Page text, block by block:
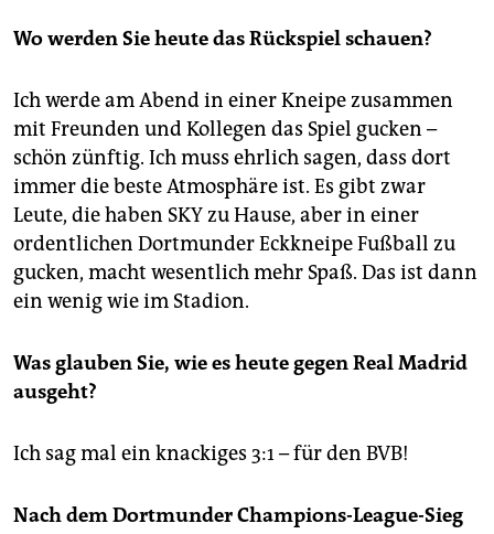
Wo werden Sie heute das Rückspiel schauen?
Ich werde am Abend in einer Kneipe zusammen
mit Freunden und Kollegen das Spiel gucken –
schön zünftig. Ich muss ehrlich sagen, dass dort
immer die beste Atmosphäre ist. Es gibt zwar
Leute, die haben SKY zu Hause, aber in einer
ordentlichen Dortmunder Eckkneipe Fußball zu
gucken, macht wesentlich mehr Spaß. Das ist dann
ein wenig wie im Stadion.
Was glauben Sie, wie es heute gegen Real Madrid
ausgeht?
Ich sag mal ein knackiges 3:1 – für den BVB!
Nach dem Dortmunder Champions-League-Sieg